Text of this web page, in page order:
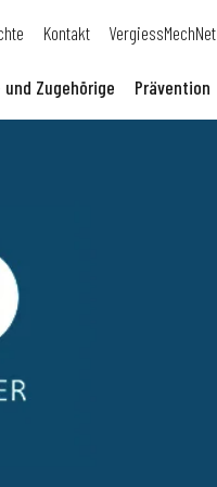
Kontakt VergiessMechNet
und Zugehörige Prävention